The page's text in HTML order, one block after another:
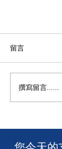
【龍耳
留言
撰寫留言......